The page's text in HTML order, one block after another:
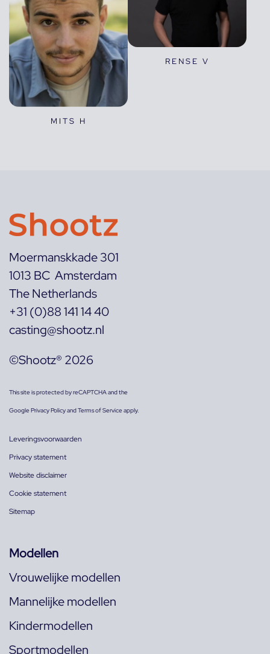
MITS H
RENSE V
Moermanskkade 301
1013 BC Amsterdam
The Netherlands
+31 (0)88 141 14 40
casting@shootz.nl
©Shootz® 2026
This site is protected by reCAPTCHA and the
GooglePrivacy PolicyandTerms of Serviceapply.
Leveringsvoorwaarden
Privacy statement
Website disclaimer
Cookie statement
Sitemap
Modellen
Vrouwelijke modellen
Mannelijke modellen
Kindermodellen
Sportmodellen